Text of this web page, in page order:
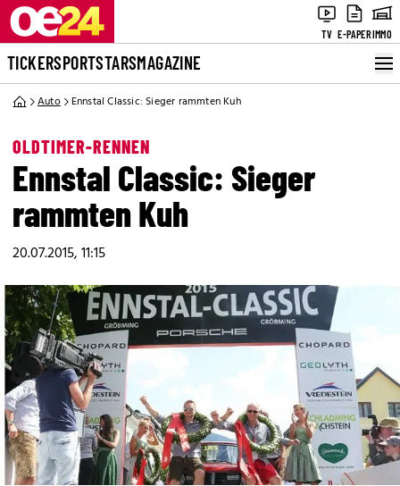
TV E-PAPERIMMO
TICKERSPORTSTARSMAGAZINE
Auto Ennstal Classic: Sieger rammten Kuh
OLDTIMER-RENNEN
Ennstal Classic: Sieger
rammten Kuh
20.07.2015, 11:15